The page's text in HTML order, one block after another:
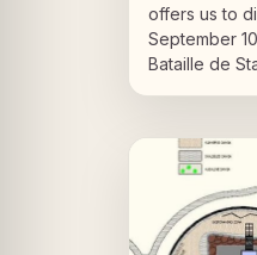
offers us to
September
Bataille de
A